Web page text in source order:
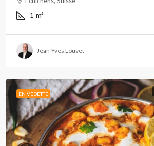
1 m²
Jean-Yves Louvet
EN VEDETTE